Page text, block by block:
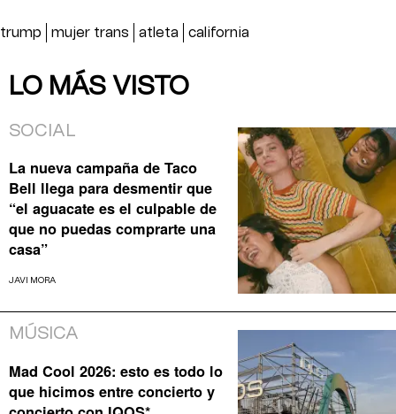
trump mujer trans atleta california
LO MÁS VISTO
SOCIAL
La nueva campaña de Taco
Bell llega para desmentir que
“el aguacate es el culpable de
que no puedas comprarte una
casa”
JAVI MORA
MÚSICA
Mad Cool 2026: esto es todo lo
que hicimos entre concierto y